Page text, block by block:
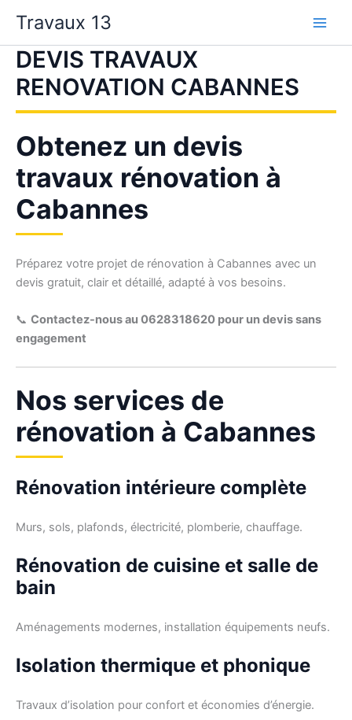
contenu
Travaux 13
DEVIS TRAVAUX
RENOVATION CABANNES
Obtenez un devis
travaux rénovation à
Cabannes
Préparez votre projet de rénovation à Cabannes avec un
devis gratuit, clair et détaillé, adapté à vos besoins.
📞 Contactez-nous au 0628318620 pour un devis sans
engagement
Nos services de
rénovation à Cabannes
Rénovation intérieure complète
Murs, sols, plafonds, électricité, plomberie, chauffage.
Rénovation de cuisine et salle de
bain
Aménagements modernes, installation équipements neufs.
Isolation thermique et phonique
Travaux d’isolation pour confort et économies d’énergie.